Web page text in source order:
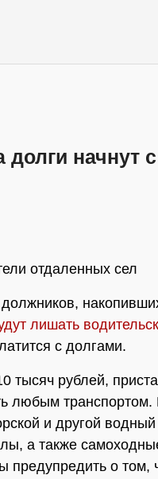
начнут с
отдаленных сел
лишать
с долгами.
тысяч рублей,
любым транспортом.
и другой водный
а также
о том,